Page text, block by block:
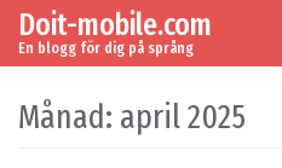
Skip to content
Main Navigation
Doit-mobile.com
En blogg för dig på språng
Månad: april 2025